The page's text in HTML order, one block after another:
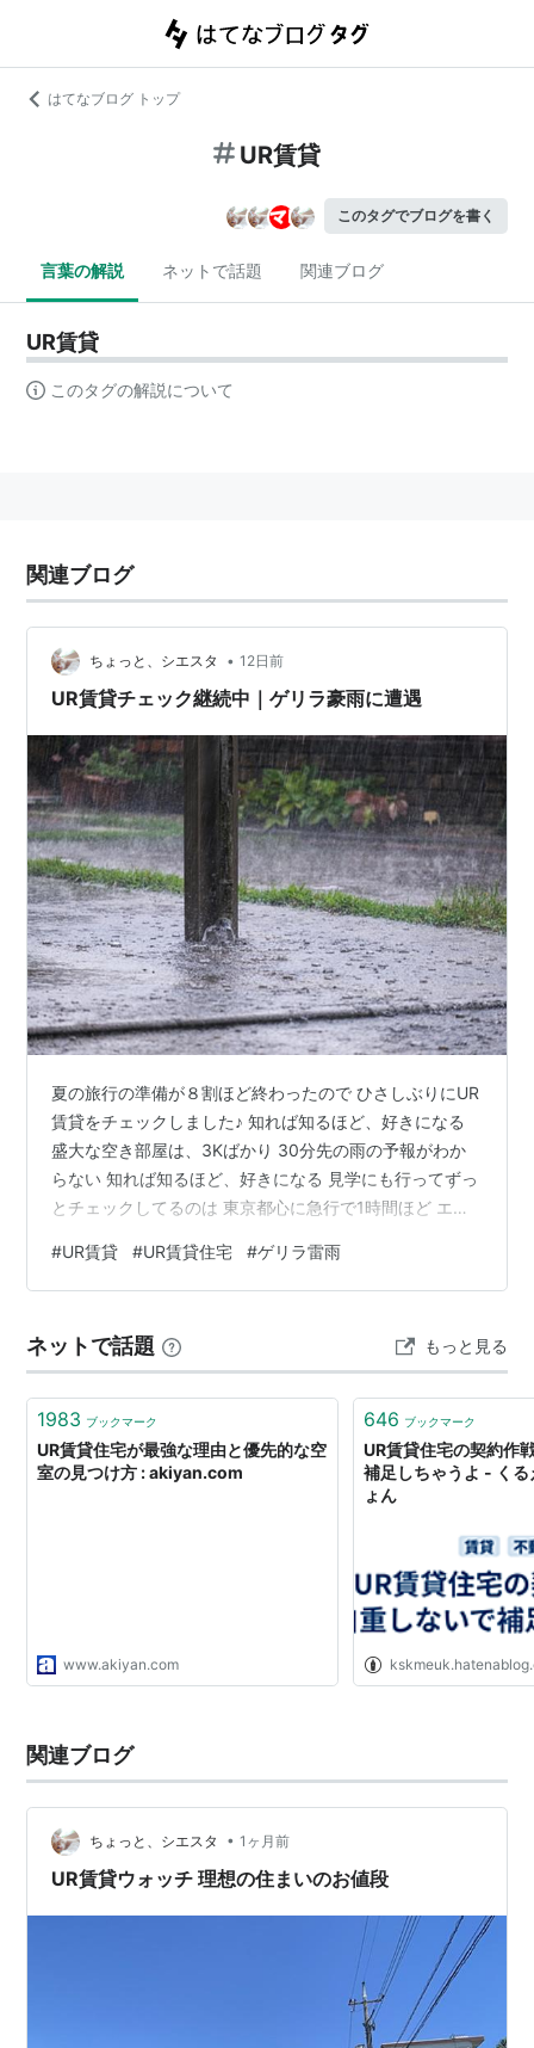
はてなブログ トップ
UR賃貸
このタグでブログを書く
言葉の解説 ネットで話題 関連ブログ
UR賃貸
このタグの解説について
関連ブログ
ちょっと、シエスタ • 12日前
UR賃貸チェック継続中｜ゲリラ豪雨に遭遇
夏の旅行の準備が８割ほど終わったので ひさしぶりにUR
賃貸をチェックしました♪ 知れば知るほど、好きになる
盛大な空き部屋は、3Kばかり 30分先の雨の予報がわか
らない 知れば知るほど、好きになる 見学にも行ってずっ
とチェックしてるのは 東京都心に急行で1時間ほど エレ
www.chotto-siesta.com 自然が豊かで、桜が綺麗な場所
が近くにあり 最近はネモフィラも見られるところや 自転
気に入っています。 これは、何ていうんだっけ？ 何度も
見たり聞いたりすることで好意や親近感が増す心理…
#UR賃貸 #UR賃貸住宅 #ゲリラ雷雨
ネットで話題 もっと見る
1983 ブックマーク
UR賃貸住宅が最強な理由と優先的な空
室の見つけ方 : akiyan.com
www.akiyan.com
646 ブックマーク
UR賃貸住宅の契約作
補足しちゃうよ - く
ょん
関連ブログ
ちょっと、シエスタ • 1ヶ月前
UR賃貸ウォッチ 理想の住まいのお値段